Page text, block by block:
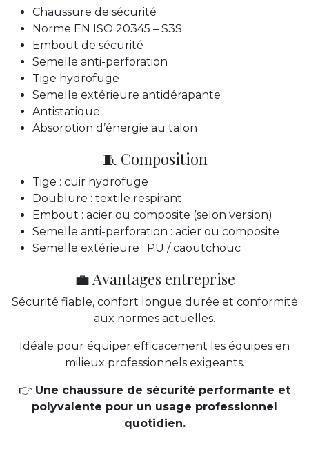
Chaussure de sécurité
Norme EN ISO 20345 – S3S
Embout de sécurité
Semelle anti-perforation
Tige hydrofuge
Semelle extérieure antidérapante
Antistatique
Absorption d’énergie au talon
🧵 Composition
Tige : cuir hydrofuge
Doublure : textile respirant
Embout : acier ou composite (selon version)
Semelle anti-perforation : acier ou composite
Semelle extérieure : PU / caoutchouc
💼 Avantages entreprise
Sécurité fiable, confort longue durée et conformité
aux normes actuelles.
Idéale pour équiper efficacement les équipes en
milieux professionnels exigeants.
👉 Une chaussure de sécurité performante et
polyvalente pour un usage professionnel
quotidien.